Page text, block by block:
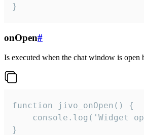
}
onOpen#
Is executed when the chat window is
function jivo_onOpen() {
console.log('Widget
}